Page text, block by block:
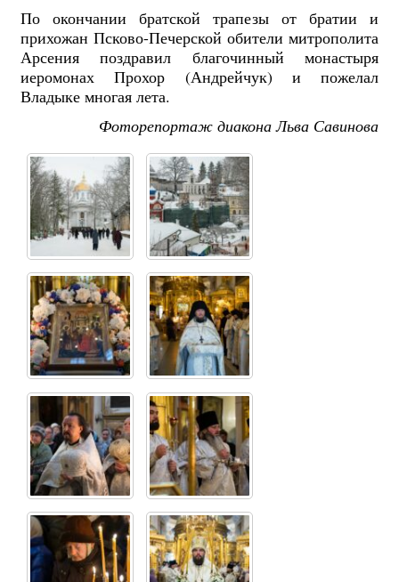
По окончании братской трапезы от братии и
прихожан Псково-Печерской обители митрополита
Арсения поздравил благочинный монастыря
иеромонах Прохор (Андрейчук) и пожелал
Владыке многая лета.
Фоторепортаж диакона Льва Савинова